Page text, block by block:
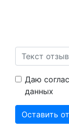
Даю
данных
Оставить